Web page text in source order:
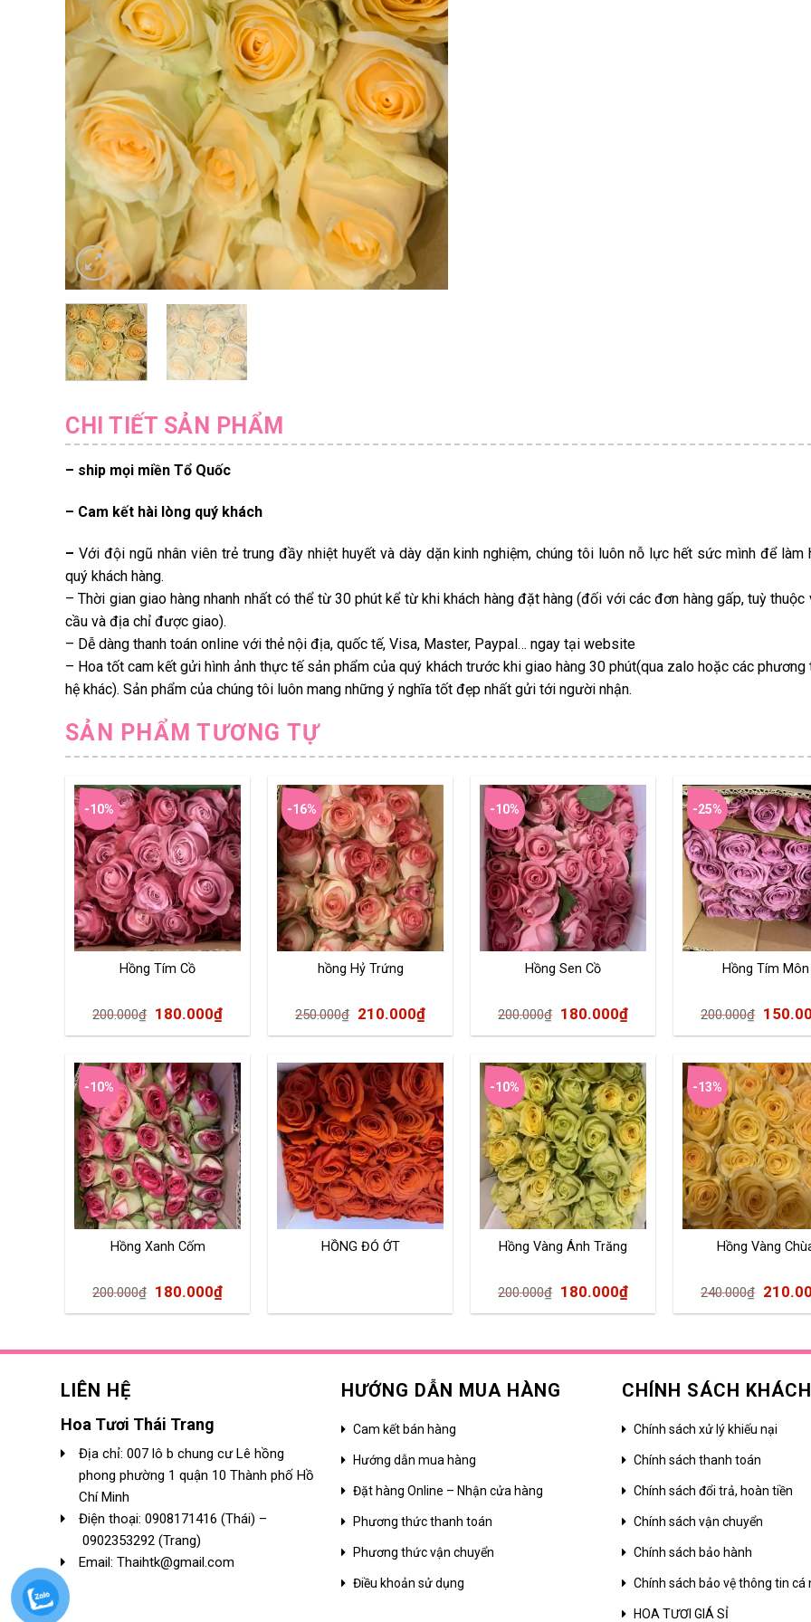
CHI TIẾT SẢN PHẨM
– ship mọi miền Tổ Quốc
– Cam kết hài lòng quý khách
– Với đội ngũ nhân viên trẻ trung đầy nhiệt huyết và dày dặn kinh nghiệm, chúng tôi luôn nỗ lực hết sức mình để làm
quý khách hàng.
– Thời gian giao hàng nhanh nhất có thể từ 30 phút kể từ khi khách hàng đặt hàng (đối với các đơn hàng gấp, tuỳ thuộc
cầu và địa chỉ được giao).
– Dễ dàng thanh toán online với thẻ nội địa, quốc tế, Visa, Master, Paypal… ngay tại website
– Hoa tốt cam kết gửi hình ảnh thực tế sản phẩm của quý khách trước khi giao hàng 30 phút(qua zalo hoặc các phương
hệ khác). Sản phẩm của chúng tôi luôn mang những ý nghĩa tốt đẹp nhất gửi tới người nhận.
SẢN PHẨM TƯƠNG TỰ
-10%
Hồng Tím Cồ
200.000₫ 180.000₫
-16%
hồng Hỷ Trứng
250.000₫ 210.000₫
-10%
Hồng Sen Cồ
200.000₫ 180.000₫
-25%
Hồng Tím Môn
200.000₫
-10%
Hồng Xanh Cốm
200.000₫ 180.000₫
HỒNG ĐỎ ỚT
-10%
Hồng Vàng Ánh Trăng
200.000₫ 180.000₫
-13%
Hồng Vàng
240.000₫
LIÊN HỆ
Hoa Tươi Thái Trang
Địa chỉ: 007 lô b chung cư Lê hồng
phong phường 1 quận 10 Thành phố Hồ
Chí Minh
Điện thoại: 0908171416 (Thái) –
0902353292 (Trang)
Email: Thaihtk@gmail.com
HƯỚNG DẪN MUA HÀNG
Cam kết bán hàng
Hướng dẫn mua hàng
Đặt hàng Online – Nhận cửa hàng
Phương thức thanh toán
Phương thức vận chuyển
Điều khoản sử dụng
CHÍNH SÁCH
Chính sách xử lý khiếu nại
Chính sách thanh toán
Chính sách đổi trả, hoàn tiền
Chính sách vận chuyển
Chính sách bảo hành
Chính sách bảo vệ thông tin cá
HOA TƯƠI GIÁ SỈ